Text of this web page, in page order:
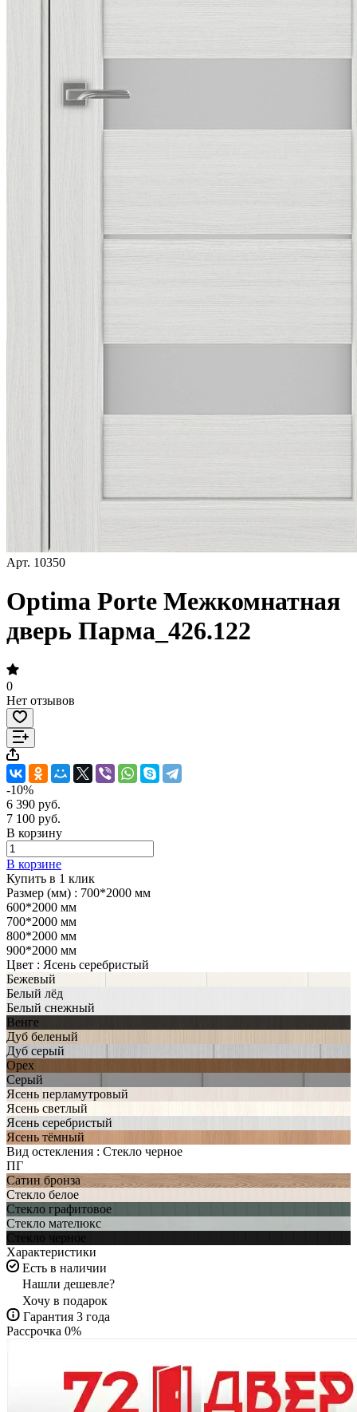
Арт. 10350
Optima Porte Межкомнатная
дверь Парма_426.122
0
Нет отзывов
-10%
6 390 руб.
7 100 руб.
В корзину
В корзине
Купить в 1 клик
Размер (мм) : 700*2000 мм
600*2000 мм
700*2000 мм
800*2000 мм
900*2000 мм
Цвет : Ясень серебристый
Бежевый
Белый лёд
Белый снежный
Венге
Дуб беленый
Дуб серый
Орех
Серый
Ясень перламутровый
Ясень светлый
Ясень серебристый
Ясень тёмный
Вид остекления : Стекло черное
ПГ
Сатин бронза
Стекло белое
Стекло графитовое
Стекло мателюкс
Стекло черное
Характеристики
Есть в наличии
Нашли дешевле?
Хочу в подарок
Гарантия 3 года
Рассрочка 0%